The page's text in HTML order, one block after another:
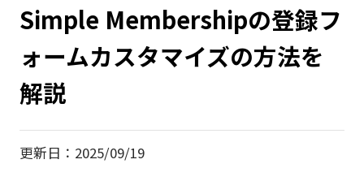
Simple Membershipの登録フ
ォームカスタマイズの方法を
解説
更新日：2025/09/19